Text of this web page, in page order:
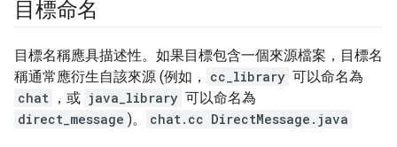
目標命名
目標名稱應具描述性。如果目標包含一個來源檔案，目標名
稱通常應衍生自該來源 (例如，
cc_library 可以命名為
chat ，或 java_library 可以命名為
direct_message )。 chat.cc DirectMessage.java